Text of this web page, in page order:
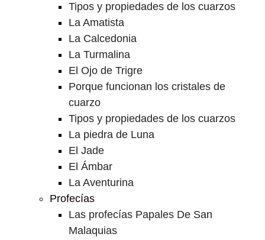
Tipos y propiedades de los cuarzos
La Amatista
La Calcedonia
La Turmalina
El Ojo de Trigre
Porque funcionan los cristales de
cuarzo
Tipos y propiedades de los cuarzos
La piedra de Luna
El Jade
El Ámbar
La Aventurina
Profecías
Las profecías Papales De San
Malaquias